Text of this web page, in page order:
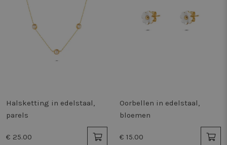
Halsketting in edelstaal,
parels
€ 25.00
Oorbellen in edelstaal,
bloemen
€ 15.00